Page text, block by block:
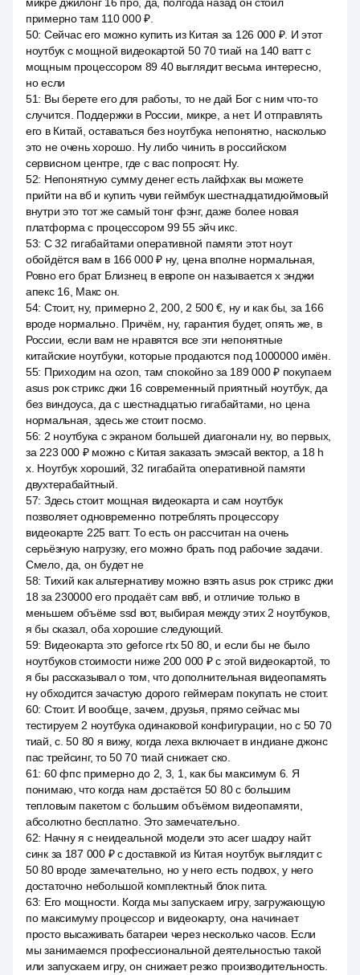
примерно там 110 000 ₽.
50: Сейчас его можно купить из Китая за 126 000 ₽. И этот
ноутбук с мощной видеокартой 50 70 тиай на 140 ватт с
мощным процессором 89 40 выглядит весьма интересно,
но если
51: Вы берете его для работы, то не дай Бог с ним что-то
случится. Поддержки в России, микре, а нет. И отправлять
его в Китай, оставаться без ноутбука непонятно, насколько
это не очень хорошо. Ну либо чинить в российском
сервисном центре, где с вас попросят. Ну.
52: Непонятную сумму денег есть лайфхак вы можете
прийти на вб и купить чуви геймбук шестнадцатидюймовый
внутри это тот же самый тонг фэнг, даже более новая
платформа с процессором 99 55 эйч икс.
53: С 32 гигабайтами оперативной памяти этот ноут
обойдётся вам в 166 000 ₽ ну, цена вполне нормальная,
Ровно его брат Близнец в европе он называется x энджи
апекс 16, Макс он.
54: Стоит, ну, примерно 2, 200, 2 500 €, ну и как бы, за 166
вроде нормально. Причём, ну, гарантия будет, опять же, в
России, если вам не нравятся все эти непонятные
китайские ноутбуки, которые продаются под 1000000 имён.
55: Приходим на ozon, там спокойно за 189 000 ₽ покупаем
asus рок стрикс джи 16 современный приятный ноутбук, да
без виндоуса, да с шестнадцатью гигабайтами, но цена
нормальная, здесь же стоит посмо.
56: 2 ноутбука с экраном большей диагонали ну, во первых,
за 223 000 ₽ можно с Китая заказать эмэсай вектор, а 18 h
x. Ноутбук хороший, 32 гигабайта оперативной памяти
двухтерабайтный.
57: Здесь стоит мощная видеокарта и сам ноутбук
позволяет одновременно потреблять процессору
видеокарте 225 ватт. То есть он рассчитан на очень
серьёзную нагрузку, его можно брать под рабочие задачи.
Смело, да, он будет не
58: Тихий как альтернативу можно взять asus рок стрикс джи
18 за 230000 его продаёт сам ввб, и отличие только в
меньшем объёме ssd вот, выбирая между этих 2 ноутбуков,
я бы сказал, оба хорошие следующий.
59: Видеокарта это geforce rtx 50 80, и если бы не было
ноутбуков стоимости ниже 200 000 ₽ с этой видеокартой, то
я бы рассказывал о том, что дополнительная видеопамять
ну обходится зачастую дорого геймерам покупать не стоит.
60: Стоит. И вообще, зачем, друзья, прямо сейчас мы
тестируем 2 ноутбука одинаковой конфигурации, но с 50 70
тиай, с. 50 80 я вижу, когда леха включает в индиане джонс
пас трейсинг, то 50 70 тиай снижает ско.
61: 60 фпс примерно до 2, 3, 1, как бы максимум 6. Я
понимаю, что когда нам достаётся 50 80 с большим
тепловым пакетом с большим объёмом видеопамяти,
абсолютно бесплатно. Это замечательно.
62: Начну я с неидеальной модели это acer шадоу найт
синк за 187 000 ₽ с доставкой из Китая ноутбук выглядит с
50 80 вроде замечательно, но у него есть подвох, у него
достаточно небольшой комплектный блок пита.
63: Его мощности. Когда мы запускаем игру, загружающую
по максимуму процессор и видеокарту, она начинает
просто высаживать батареи через несколько часов. Если
мы занимаемся профессиональной деятельностью такой
или запускаем игру, он снижает резко производительность.